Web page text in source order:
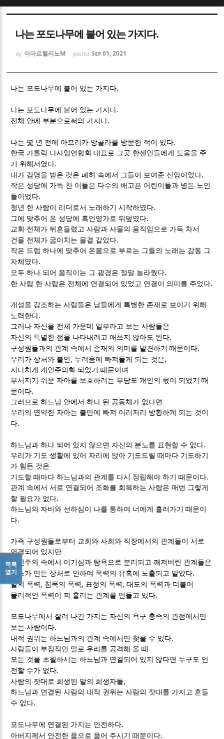
나는 포도나무에 붙어 있는 가지다.
by 이마르첼리노M posted Sep 01, 2021
나는 포도나무에 붙어 있는 가지다.
나는 포도나무에 붙어 있는 가지다.
전체 안에 부분으로써의 가지다.
나는 몇 년 전에 아프리카 앙골라를 방문한 적이 있다.
한국 가톨릭 나사업연합회 대표로 그곳 한센인들에게 도움을 주
기 위해서였다.
내가 감명을 받은 것은 폐허 속에서 그들이 보여준 신앙이었다.
작은 성당에 가득 찬 이들은 다수의 배고픈 어린이들과 병든 노인
들이었다.
청년 한 사람이 리더로서 노래하기 시작하였다.
그에 맞추어 온 성당에 흑인영가로 뒤덮였다.
교회 전체가 뒤흔들렸고 사람과 사물의 움직임으로 가득 차서
건물 전체가 굽이치는 물결 같았다.
작은 드럼 하나에 맞추어 온몸으로 부르는 그들의 노래는 감동 그
자체였다.
모두 하나 되어 움직이는 그 광경은 정말 놀라웠다.
한 사람 한 사람은 전체에 연결되어 있었고 연결이 의미를 주었다.
개성을 강조하는 사람들은 남들에게 특별한 존재로 보이기 위해
노력한다.
그러나 자신을 전체 가운데 일부라고 보는 사람들은
자신의 특별한 점을 나타내려고 애쓰지 않아도 된다.
구성원들과의 관계 속에서 존재의 의미를 발견하기 때문이다.
우리가 상처와 불안, 두려움에 빠져들게 되는 것은,
지나치게 개인주의화 되었기 때문이며
부서지기 쉬운 자아를 보호하려는 부담도 개인의 몫이 되었기 때
문이다.
그러므로 하느님 안에서 하나 된 공동체가 없다면
우리의 연약한 자아는 불만에 빠져 이리저리 방황하게 되는 것이
다.
하느님과 하나 되어 있지 않으면 자신의 분노를 표현할 수 없다.
우리가 기도 생활에 있어 자리에 앉아 기도드릴 때마다 기도하기
가 힘든 것은
기도할 때마다 하느님과의 관계를 다시 정립해야 하기 때문이다.
관계 속에서 서로 연결되어 조화를 회복하는 사람은 매번 그렇게
할 필요가 없다.
하느님의 자비와 선하심이 나를 통하여 너에게 흘러가기 때문이
다.
가족 구성원들로부터 교회와 사회와 직장에서의 관계들이 서로
연결되어 있지만
개인주의 속에서 이기심과 탐욕으로 분리되고 깨져버린 관계들은
분노가 만든 상처로 인하여 폭력의 유혹에 노출되고 말았다.
말의 폭력 , 침묵의 폭력 , 표정의 폭력 ,태도의 폭력과 더불어
물리적인 폭력이 피 흘리는 관계를 만들고 있다.
포도나무에서 잘려 나간 가지는 자신의 욕구 충족의 관점에서만
보는 사람이다.
내적 권위는 하느님과의 관계 속에서만 찾을 수 있다.
사람들이 부정적인 말로 우리를 공격해 올 때
모든 것을 초월하시는 하느님과 연결되어 있지 않다면 누구도 안
전할 수가 없다.
사람의 잣대로 희생된 말의 희생자들,
하느님과 연결된 사람의 내적 권위는 사람의 잣대를 가지고 흔들
수 없다.
포도나무에 연결된 가지는 안전하다.
아버지께서 안전한 품으로 품어 주시기 때문이다.
목록
열기
Sketchbook5, 스케치북5
Sketchbook5, 스케치북5
Sketchbook5, 스케치북5
Sketchbook5, 스케치북5